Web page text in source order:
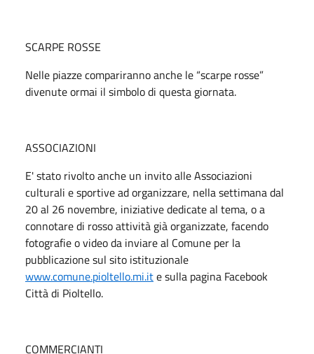
SCARPE ROSSE
Nelle piazze compariranno anche le “scarpe rosse”
divenute ormai il simbolo di questa giornata.
ASSOCIAZIONI
E' stato rivolto anche un invito alle Associazioni
culturali e sportive ad organizzare, nella settimana dal
20 al 26 novembre, iniziative dedicate al tema, o a
connotare di rosso attività già organizzate, facendo
fotografie o video da inviare al Comune per la
pubblicazione sul sito istituzionale
www.comune.pioltello.mi.ite sulla pagina Facebook
Città di Pioltello.
COMMERCIANTI